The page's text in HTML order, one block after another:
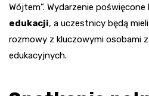
Wójtem”. Wydarzenie poświęcone
edukacji, a uczestnicy będą
rozmowy z kluczowymi osobami
edukacyjnych.